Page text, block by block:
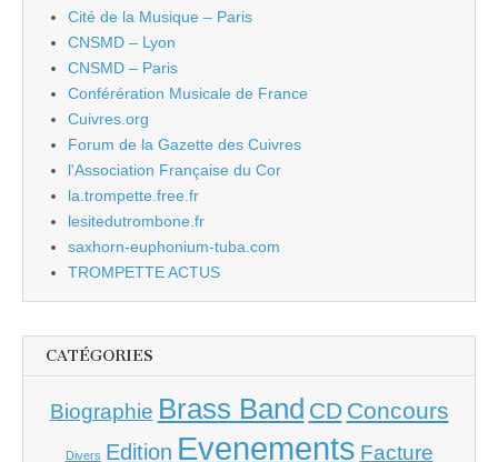
Cité de la Musique – Paris
CNSMD – Lyon
CNSMD – Paris
Conférération Musicale de France
Cuivres.org
Forum de la Gazette des Cuivres
l'Association Française du Cor
la.trompette.free.fr
lesitedutrombone.fr
saxhorn-euphonium-tuba.com
TROMPETTE ACTUS
CATÉGORIES
Biographie Brass Band CD Concours
Divers Edition Evenements Facture